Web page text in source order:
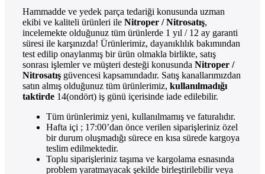
Hammadde ve yedek parça tedariği konusunda uzman
ekibi ve kaliteli ürünleri ile Nitroper / Nitrosatış,
incelemekte olduğunuz tüm ürünlerde 1 yıl / 12 ay garanti
süresi ile karşınızda! Ürünlerimiz, dayanıklılık bakımından
test edilip onaylanmış bir ürün olmakla birlikte, satış
sonrası işlemler ve müşteri desteği konusunda Nitroper /
Nitrosatış güvencesi kapsamındadır. Satış kanallarımızdan
satın almış olduğunuz tüm ürünlerimiz, kullanılmadığı
taktirde 14(ondört) iş günü içerisinde iade edilebilir.
Tüm ürünlerimiz yeni, kullanılmamış ve faturalıdır.
Hafta içi ; 17:00’dan önce verilen siparişleriniz özel
bir durum oluşmadığı sürece en kısa sürede kargoya
teslim edilmektedir.
Toplu siparişleriniz taşıma ve kargolama esnasında
problem yaratmayacak şekilde birleştirilebilir veya